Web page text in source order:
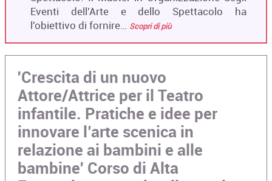
Eventi dell'Arte e dello Spettacolo ha
l'obiettivo di fornire… Scopri di più
'Crescita di un nuovo
Attore/Attrice per il Teatro
infantile. Pratiche e idee per
innovare l’arte scenica in
relazione ai bambini e alle
bambine' Corso di Alta